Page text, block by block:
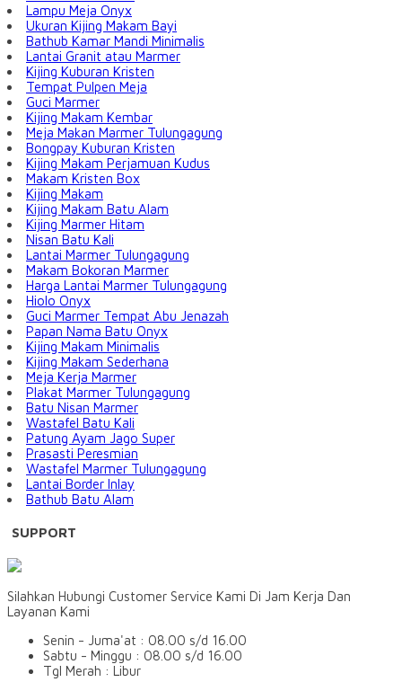
Lampu Meja Onyx
Ukuran Kijing Makam Bayi
Bathub Kamar Mandi Minimalis
Lantai Granit atau Marmer
Kijing Kuburan Kristen
Tempat Pulpen Meja
Guci Marmer
Kijing Makam Kembar
Meja Makan Marmer Tulungagung
Bongpay Kuburan Kristen
Kijing Makam Perjamuan Kudus
Makam Kristen Box
Kijing Makam
Kijing Makam Batu Alam
Kijing Marmer Hitam
Nisan Batu Kali
Lantai Marmer Tulungagung
Makam Bokoran Marmer
Harga Lantai Marmer Tulungagung
Hiolo Onyx
Guci Marmer Tempat Abu Jenazah
Papan Nama Batu Onyx
Kijing Makam Minimalis
Kijing Makam Sederhana
Meja Kerja Marmer
Plakat Marmer Tulungagung
Batu Nisan Marmer
Wastafel Batu Kali
Patung Ayam Jago Super
Prasasti Peresmian
Wastafel Marmer Tulungagung
Lantai Border Inlay
Bathub Batu Alam
SUPPORT
Silahkan Hubungi Customer Service Kami Di Jam Kerja Dan
Layanan Kami
Senin - Juma'at : 08.00 s/d 16.00
Sabtu - Minggu : 08.00 s/d 16.00
Tgl Merah : Libur